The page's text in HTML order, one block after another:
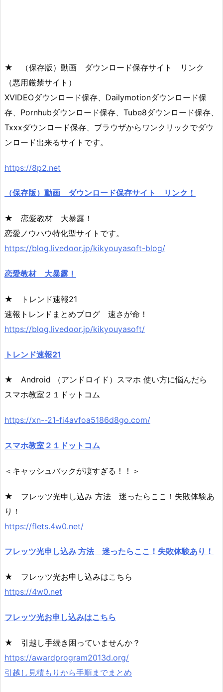
★ （保存版）動画 ダウンロード保存サイト リンク
（悪用厳禁サイト）
XVIDEOダウンロード保存、Dailymotionダウンロード保
存、Pornhubダウンロード保存、Tube8ダウンロード保存、
Txxxダウンロード保存、ブラウザからワンクリックでダウ
ンロード出来るサイトです。
https://8p2.net
（保存版）動画 ダウンロード保存サイト リンク！
★ 恋愛教材 大暴露！
恋愛ノウハウ特化型サイトです。
https://blog.livedoor.jp/kikyouyasoft-blog/
恋愛教材 大暴露！
★ トレンド速報21
速報トレンドまとめブログ 速さが命！
https://blog.livedoor.jp/kikyouyasoft/
トレンド速報21
★ Android （アンドロイド）スマホ 使い方に悩んだら
スマホ教室２１ドットコム
https://xn--21-fi4avfoa5186d8go.com/
スマホ教室２１ドットコム
＜キャッシュバックが凄すぎる！！＞
★ フレッツ光申し込み 方法 迷ったらここ！失敗体験あ
り！
https://flets.4w0.net/
フレッツ光申し込み 方法 迷ったらここ！失敗体験あり！
★ フレッツ光お申し込みはこちら
https://4w0.net
フレッツ光お申し込みはこちら
★ 引越し手続き困っていませんか？
https://awardprogram2013d.org/
引越し見積もりから手順までまとめ